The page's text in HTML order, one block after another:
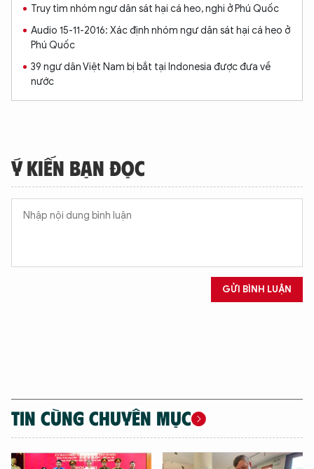
Truy tìm nhóm ngư dân sát hại cá heo, nghi ở Phú Quốc
Audio 15-11-2016: Xác định nhóm ngư dân sát hại cá heo ở
Phú Quốc
39 ngư dân Việt Nam bị bắt tại Indonesia được đưa về
nước
Ý KIẾN BẠN ĐỌC
GỬI BÌNH LUẬN
TIN CÙNG CHUYÊN MỤC
TÔI LÀ CHATBOT CỦA
An Ninh Thủ Đô nhé. Tôi sẵn sàng hỗ trợ!